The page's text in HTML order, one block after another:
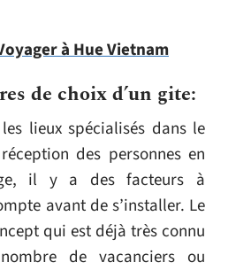
à Hue Vietnam
de choix d’un gite:
lieux spécialisés dans le
des personnes en
il y a des facteurs à
avant de s’installer. Le
qui est déjà très connu
de vacanciers ou